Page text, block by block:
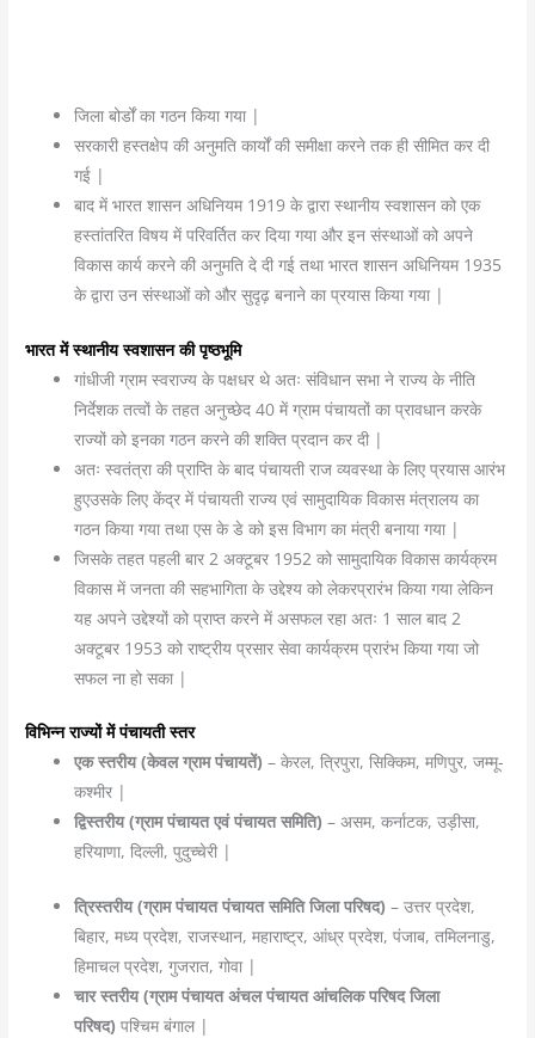
जिला बोर्डों का गठन किया गया |
सरकारी हस्तक्षेप की अनुमति कार्यों की समीक्षा करने तक ही सीमित कर दी
गई |
बाद में भारत शासन अधिनियम 1919 के द्वारा स्थानीय स्वशासन को एक
हस्तांतरित विषय में परिवर्तित कर दिया गया और इन संस्थाओं को अपने
विकास कार्य करने की अनुमति दे दी गई तथा भारत शासन अधिनियम 1935
के द्वारा उन संस्थाओं को और सुदृढ़ बनाने का प्रयास किया गया |
भारत में स्थानीय स्वशासन की पृष्ठभूमि
गांधीजी ग्राम स्वराज्य के पक्षधर थे अतः संविधान सभा ने राज्य के नीति
निर्देशक तत्वों के तहत अनुच्छेद 40 में ग्राम पंचायतों का प्रावधान करके
राज्यों को इनका गठन करने की शक्ति प्रदान कर दी |
अतः स्वतंत्रा की प्राप्ति के बाद पंचायती राज व्यवस्था के लिए प्रयास आरंभ
हुएउसके लिए केंद्र में पंचायती राज्य एवं सामुदायिक विकास मंत्रालय का
गठन किया गया तथा एस के डे को इस विभाग का मंत्री बनाया गया |
जिसके तहत पहली बार 2 अक्टूबर 1952 को सामुदायिक विकास कार्यक्रम
विकास में जनता की सहभागिता के उद्देश्य को लेकरप्रारंभ किया गया लेकिन
यह अपने उद्देश्यों को प्राप्त करने में असफल रहा अतः 1 साल बाद 2
अक्टूबर 1953 को राष्ट्रीय प्रसार सेवा कार्यक्रम प्रारंभ किया गया जो
सफल ना हो सका |
विभिन्न राज्यों में पंचायती स्तर
एक स्तरीय (केवल ग्राम पंचायतें) – केरल, त्रिपुरा, सिक्किम, मणिपुर, जम्मू-
कश्मीर |
द्विस्तरीय (ग्राम पंचायत एवं पंचायत समिति) – असम, कर्नाटक, उड़ीसा,
हरियाणा, दिल्ली, पुदुच्चेरी |
त्रिस्तरीय (ग्राम पंचायत पंचायत समिति जिला परिषद) – उत्तर प्रदेश,
बिहार, मध्य प्रदेश, राजस्थान, महाराष्ट्र, आंध्र प्रदेश, पंजाब, तमिलनाडु,
हिमाचल प्रदेश, गुजरात, गोवा |
चार स्तरीय (ग्राम पंचायत अंचल पंचायत आंचलिक परिषद जिला
परिषद) पश्चिम बंगाल |